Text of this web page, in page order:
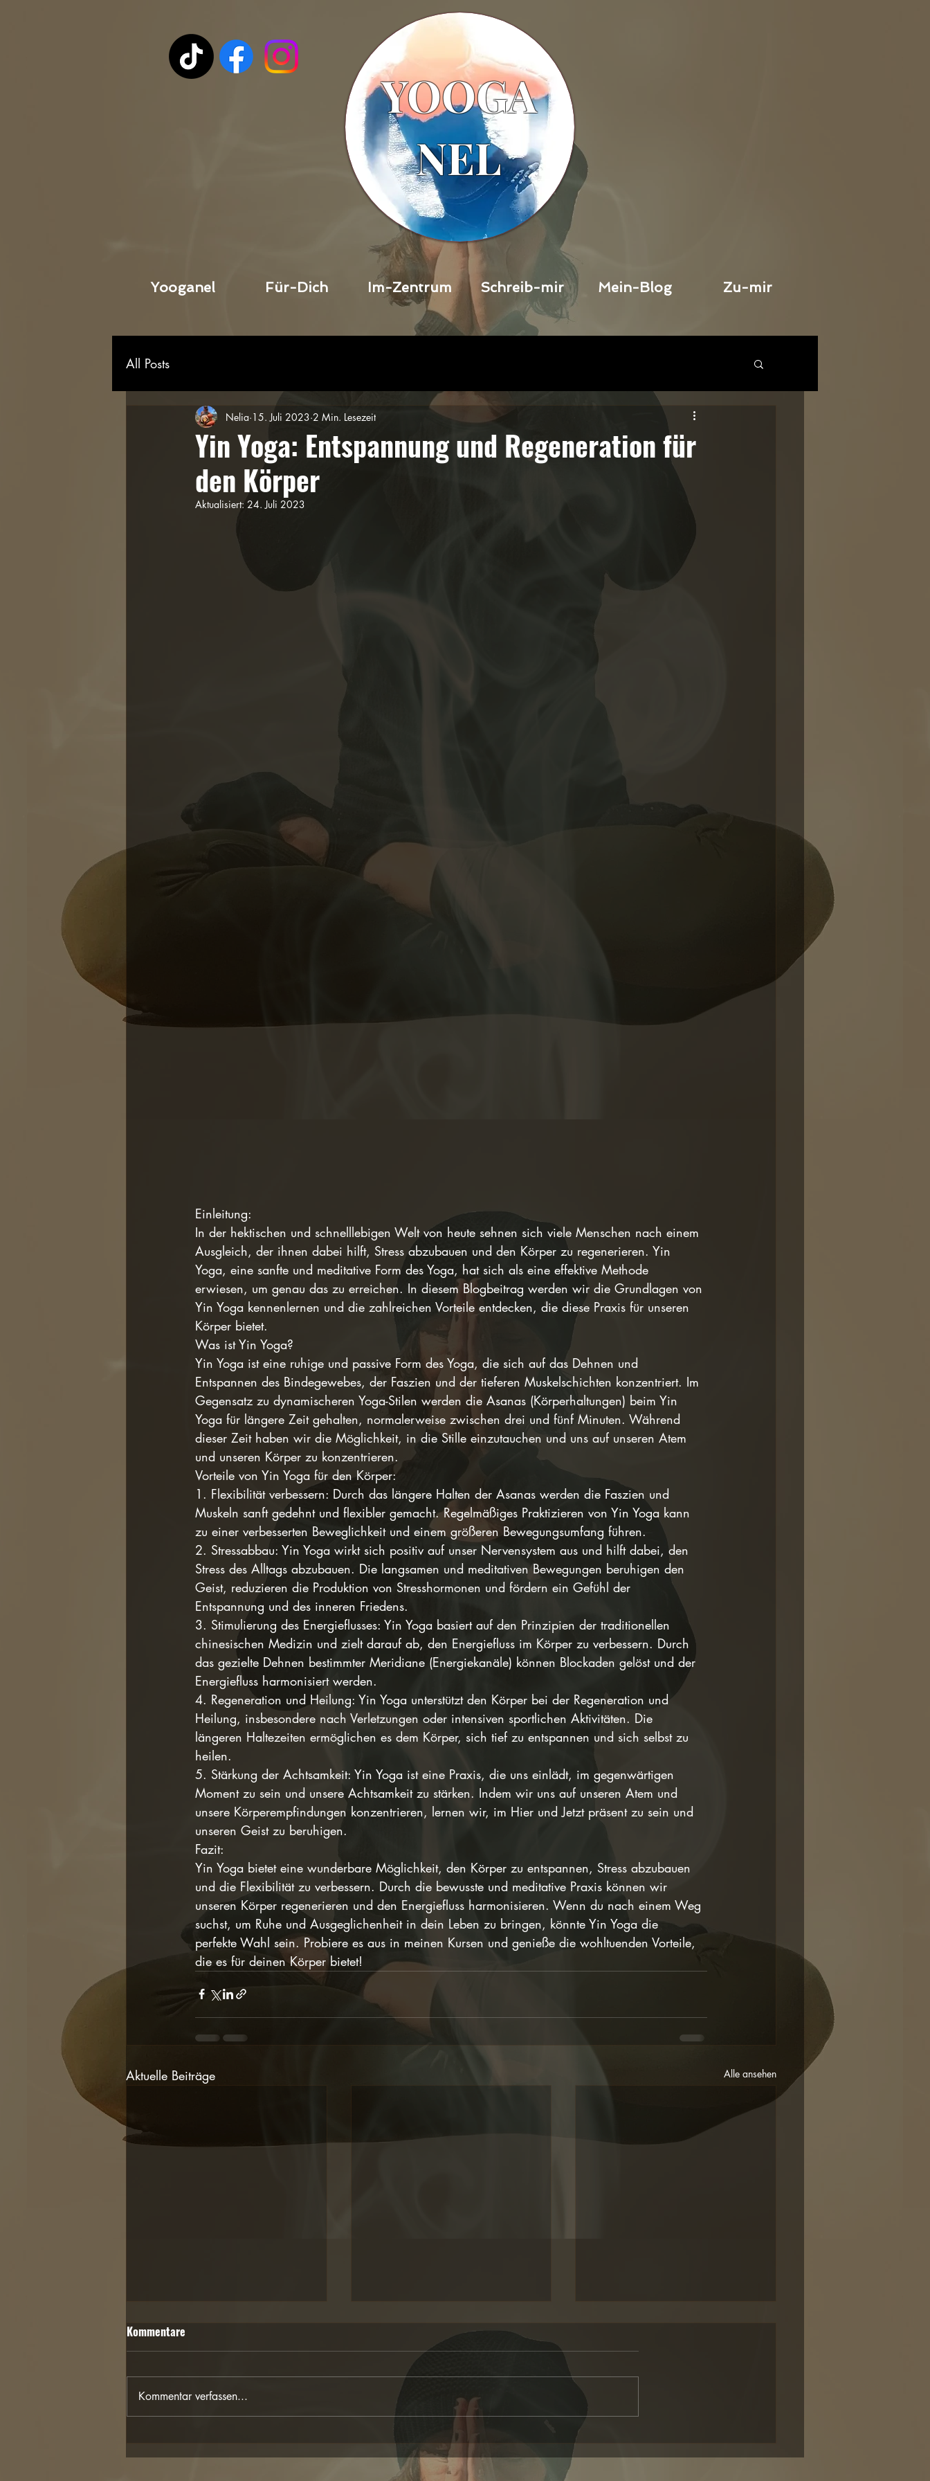
YOOGA
NEL
Yooganel Für-Dich Im-Zentrum Schreib-mir Mein-Blog Zu-mir
All Posts
Yin Yoga: Entspannung und Regeneration für
den Körper
Nelia 15. Juli 2023 2 Min. Lesezeit
Aktualisiert:24. Juli 2023
Einleitung:
In der hektischen und schnelllebigen Welt von heute sehnen sich viele Menschen nach einem
Ausgleich, der ihnen dabei hilft, Stress abzubauen und den Körper zu regenerieren. Yin
Yoga, eine sanfte und meditative Form des Yoga, hat sich als eine effektive Methode
erwiesen, um genau das zu erreichen. In diesem Blogbeitrag werden wir die Grundlagen von
Yin Yoga kennenlernen und die zahlreichen Vorteile entdecken, die diese Praxis für unseren
Körper bietet.
Was ist Yin Yoga?
Yin Yoga ist eine ruhige und passive Form des Yoga, die sich auf das Dehnen und
Entspannen des Bindegewebes, der Faszien und der tieferen Muskelschichten konzentriert. Im
Gegensatz zu dynamischeren Yoga-Stilen werden die Asanas (Körperhaltungen) beim Yin
Yoga für längere Zeit gehalten, normalerweise zwischen drei und fünf Minuten. Während
dieser Zeit haben wir die Möglichkeit, in die Stille einzutauchen und uns auf unseren Atem
und unseren Körper zu konzentrieren.
Vorteile von Yin Yoga für den Körper:
1. Flexibilität verbessern: Durch das längere Halten der Asanas werden die Faszien und
Muskeln sanft gedehnt und flexibler gemacht. Regelmäßiges Praktizieren von Yin Yoga kann
zu einer verbesserten Beweglichkeit und einem größeren Bewegungsumfang führen.
2. Stressabbau: Yin Yoga wirkt sich positiv auf unser Nervensystem aus und hilft dabei, den
Stress des Alltags abzubauen. Die langsamen und meditativen Bewegungen beruhigen den
Geist, reduzieren die Produktion von Stresshormonen und fördern ein Gefühl der
Entspannung und des inneren Friedens.
3. Stimulierung des Energieflusses: Yin Yoga basiert auf den Prinzipien der traditionellen
chinesischen Medizin und zielt darauf ab, den Energiefluss im Körper zu verbessern. Durch
das gezielte Dehnen bestimmter Meridiane (Energiekanäle) können Blockaden gelöst und der
Energiefluss harmonisiert werden.
4. Regeneration und Heilung: Yin Yoga unterstützt den Körper bei der Regeneration und
Heilung, insbesondere nach Verletzungen oder intensiven sportlichen Aktivitäten. Die
längeren Haltezeiten ermöglichen es dem Körper, sich tief zu entspannen und sich selbst zu
heilen.
5. Stärkung der Achtsamkeit: Yin Yoga ist eine Praxis, die uns einlädt, im gegenwärtigen
Moment zu sein und unsere Achtsamkeit zu stärken. Indem wir uns auf unseren Atem und
unsere Körperempfindungen konzentrieren, lernen wir, im Hier und Jetzt präsent zu sein und
unseren Geist zu beruhigen.
Fazit:
Yin Yoga bietet eine wunderbare Möglichkeit, den Körper zu entspannen, Stress abzubauen
und die Flexibilität zu verbessern. Durch die bewusste und meditative Praxis können wir
unseren Körper regenerieren und den Energiefluss harmonisieren. Wenn du nach einem Weg
suchst, um Ruhe und Ausgeglichenheit in dein Leben zu bringen, könnte Yin Yoga die
perfekte Wahl sein. Probiere es aus in meinen Kursen und genieße die wohltuenden Vorteile,
die es für deinen Körper bietet!
Aktuelle Beiträge Alle ansehen
Die Schattenseite des Yoga
Transzendenz: Von
Domestizierung zu
Transformation🪐
als meine eigene Stimme
Kommentare
Kommentar verfassen...